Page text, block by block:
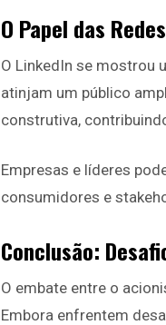
O Papel das
O LinkedIn se mostrou
atinjam um público
construtiva,
Empresas e líderes
consumidores e
Conclusão:
O embate entre o
Embora enfrentem